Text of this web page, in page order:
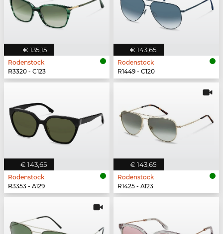
€ 135,15
Rodenstock
R3320 - C123
€ 143,65
Rodenstock
R1449 - C120
€ 143,65
Rodenstock
R3353 - A129
€ 143,65
Rodenstock
R1425 - A123